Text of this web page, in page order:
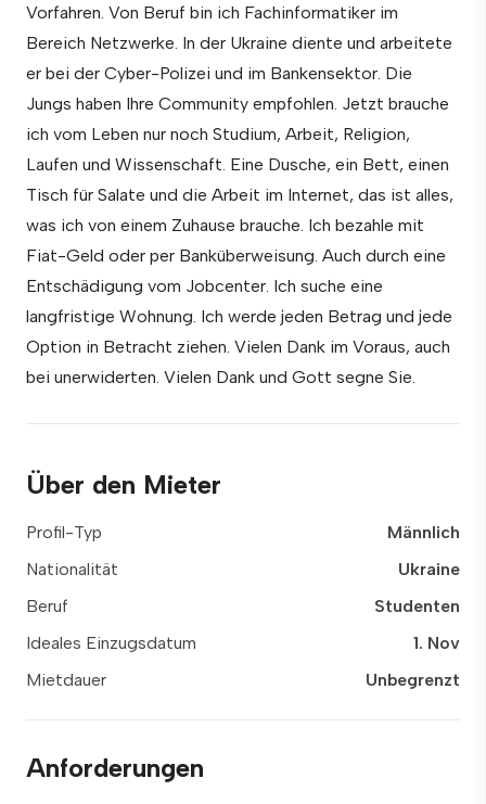
Vorfahren. Von Beruf bin ich Fachinformatiker im
Bereich Netzwerke. In der Ukraine diente und arbeitete
er bei der Cyber-Polizei und im Bankensektor. Die
Jungs haben Ihre Community empfohlen. Jetzt brauche
ich vom Leben nur noch Studium, Arbeit, Religion,
Laufen und Wissenschaft. Eine Dusche, ein Bett, einen
Tisch für Salate und die Arbeit im Internet, das ist alles,
was ich von einem Zuhause brauche. Ich bezahle mit
Fiat-Geld oder per Banküberweisung. Auch durch eine
Entschädigung vom Jobcenter. Ich suche eine
langfristige Wohnung. Ich werde jeden Betrag und jede
Option in Betracht ziehen. Vielen Dank im Voraus, auch
bei unerwiderten. Vielen Dank und Gott segne Sie.
Über den Mieter
Profil-Typ
Männlich
Nationalität
Ukraine
Beruf
Studenten
Ideales Einzugsdatum
1. Nov
Mietdauer
Unbegrenzt
Anforderungen